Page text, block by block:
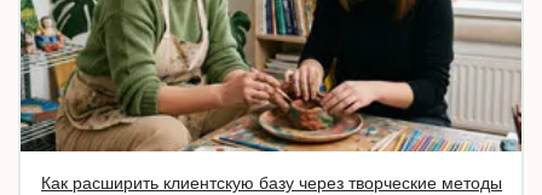
Как расширить клиентскую базу через творческие методы